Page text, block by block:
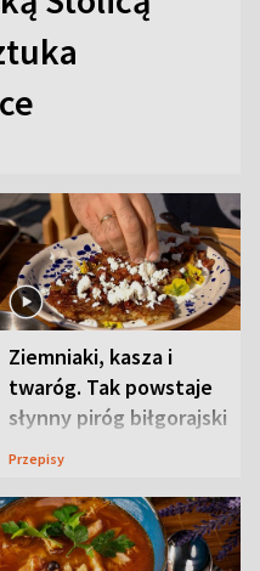
Ziemniaki, kasza i
twaróg. Tak powstaje
słynny piróg biłgorajski
Przepisy